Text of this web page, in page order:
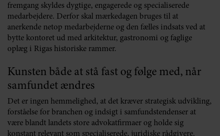
fremgang skyldes dygtige, engagerede og specialiserede
medarbejdere. Derfor skal mærkedagen bruges til at
anerkende netop medarbejderne og den fælles indsats ved at
bytte kontoret ud med arkitektur, gastronomi og faglige
oplæg i Rigas historiske rammer.
Kunsten både at stå fast og følge med, når
samfundet ændres
Det er ingen hemmelighed, at det kræver strategisk udvikling,
forståelse for branchen og indsigt i samfundstendenser at
være blandt landets store advokatfirmaer og holde sig
konstant relevant som specialiserede, juridiske rådgivere.